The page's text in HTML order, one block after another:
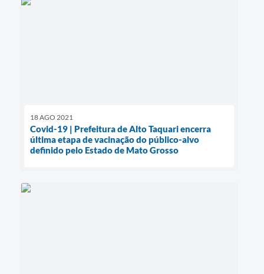
18 AGO 2021
Covid-19 | Prefeitura de Alto Taquari encerra
última etapa de vacinação do público-alvo
definido pelo Estado de Mato Grosso